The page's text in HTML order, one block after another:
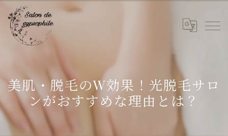
美肌・脱毛のW効果！光脱毛サロ
ンがおすすめな理由とは？